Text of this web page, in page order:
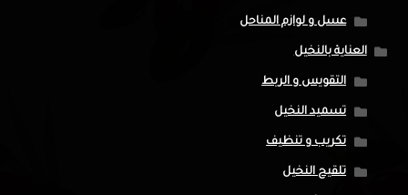
عسل و لوازم المناحل
العناية بالنخيل
التقويس و الربط
تسميد النخيل
تكريب و تنظيف
تلقيح النخيل